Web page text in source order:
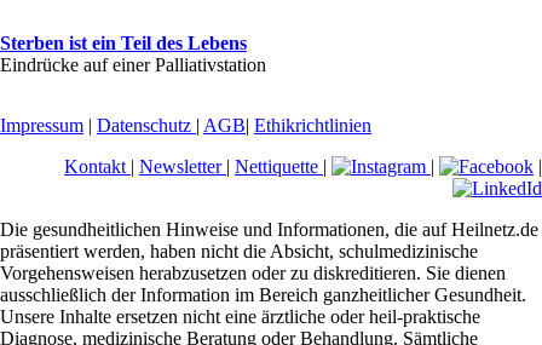
Sterben ist ein Teil des Lebens
Eindrücke auf einer Palliativstation
Impressum | Datenschutz | AGB| Ethikrichtlinien
Kontakt | Newsletter | Nettiquette | | |
Die gesundheitlichen Hinweise und Informationen, die auf Heilnetz.de
präsentiert werden, haben nicht die Absicht, schulmedizinische
Vorgehensweisen herabzusetzen oder zu diskreditieren. Sie dienen
ausschließlich der Information im Bereich ganzheitlicher Gesundheit.
Unsere Inhalte ersetzen nicht eine ärztliche oder heil-praktische
Diagnose, medizinische Beratung oder Behandlung. Sämtliche